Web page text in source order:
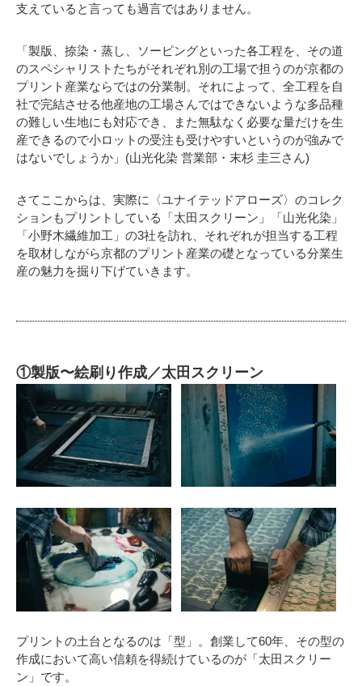
支えていると言っても過言ではありません。
「製版、捺染・蒸し、ソーピングといった各工程を、その道
のスペシャリストたちがそれぞれ別の工場で担うのが京都の
プリント産業ならではの分業制。それによって、全工程を自
社で完結させる他産地の工場さんではできないような多品種
の難しい生地にも対応でき、また無駄なく必要な量だけを生
産できるので小ロットの受注も受けやすいというのが強みで
はないでしょうか」(山光化染 営業部・末杉 圭三さん)
さてここからは、実際に〈ユナイテッドアローズ〉のコレク
ションもプリントしている「太田スクリーン」「山光化染」
「小野木繊維加工」の3社を訪れ、それぞれが担当する工程
を取材しながら京都のプリント産業の礎となっている分業生
産の魅力を掘り下げていきます。
①製版〜絵刷り作成／太田スクリーン
プリントの土台となるのは「型」。創業して60年、その型の
作成において高い信頼を得続けているのが「太田スクリー
ン」です。